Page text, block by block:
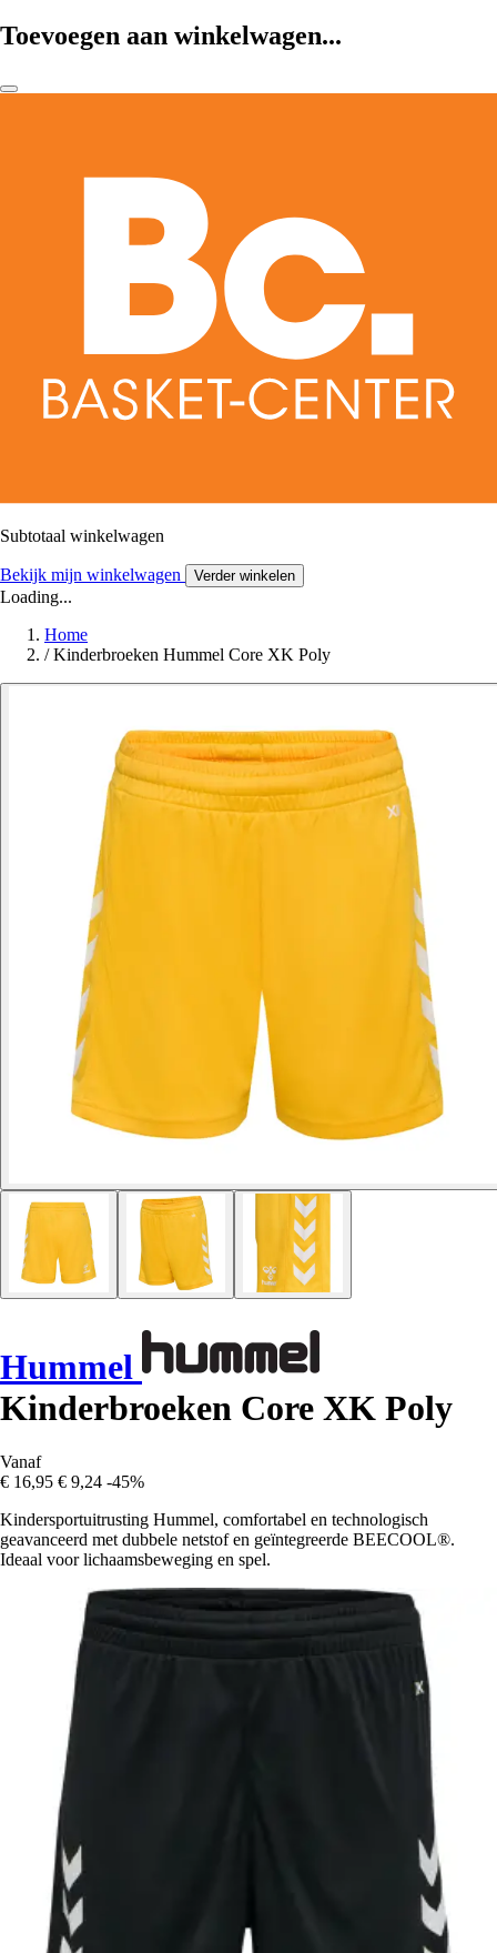
Toevoegen aan winkelwagen...
Subtotaal winkelwagen
Bekijk mijn winkelwagen Verder winkelen
Loading...
Home
/ Kinderbroeken Hummel Core XK Poly
Hummel
Kinderbroeken Core XK Poly
Vanaf
€ 16,95 € 9,24 -45%
Kindersportuitrusting Hummel, comfortabel en technologisch
geavanceerd met dubbele netstof en geïntegreerde BEECOOL®.
Ideaal voor lichaamsbeweging en spel.